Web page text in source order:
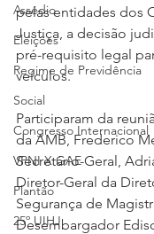
Assédio
Eleições
Regime de Previdência
Social
Congresso Internacional
VPNI X GAE
Plantão
25º UIHJ
pelas entidades dos
Justiça, a decisão
pré-requisito legal
veículos.
Participaram da
da AMB, Frederico
Secretário-Geral,
Diretor-Geral da
Segurança de
Desembargador